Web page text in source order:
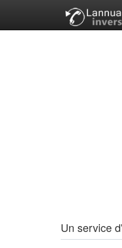
Un service